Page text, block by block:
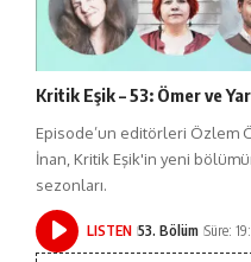
Kritik Eşik – 53: Ömer ve
Episode’un editörleri Özlem
İnan, Kritik Eşik'in yeni
sezonları.
LISTEN 53. Bölüm Süre: